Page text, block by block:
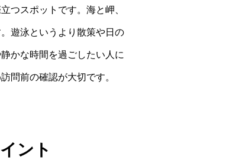
つスポットです。海と岬、
遊泳というより散策や日の
かな時間を過ごしたい人に
問前の確認が大切です。
ント